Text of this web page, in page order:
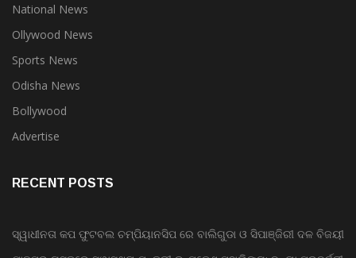
National News
Ollywood News
Sports News
Odisha News
Bollywood
Advertise
RECENT POSTS
ସ୍ୱାଧୀନତା କପ ଫୁଟବଲ ଚମ୍ପିୟାନସିପ ରେ ବାଲିଗୁଡା ଓ ସିପାଞ୍ଜିରୀ ଦଳ ବିଜୟୀ